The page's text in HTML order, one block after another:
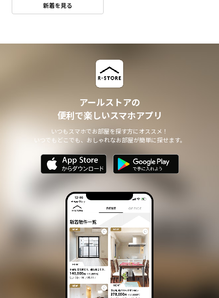
新着を見る
アールストアの
便利で楽しいスマホアプリ
いつもスマホでお部屋を探す方にオススメ！
いつでもどこでも、おしゃれなお部屋が簡単に探せます。